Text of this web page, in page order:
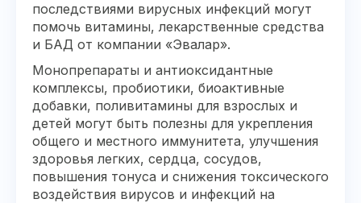
последствиями вирусных инфекций могут
помочь витамины, лекарственные средства
и БАД от компании «Эвалар».
Монопрепараты и антиоксидантные
комплексы, пробиотики, биоактивные
добавки, поливитамины для взрослых и
детей могут быть полезны для укрепления
общего и местного иммунитета, улучшения
здоровья легких, сердца, сосудов,
повышения тонуса и снижения токсического
воздействия вирусов и инфекций на